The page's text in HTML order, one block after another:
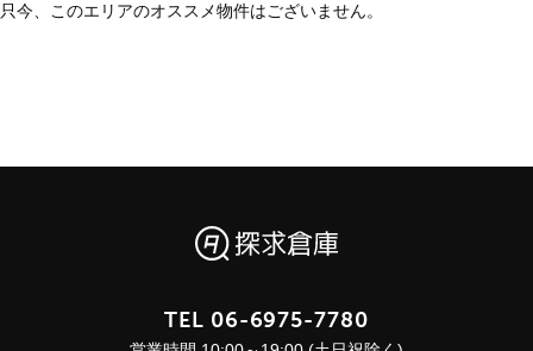
只今、このエリアのオススメ物件はございません。
TEL 06-6975-7780